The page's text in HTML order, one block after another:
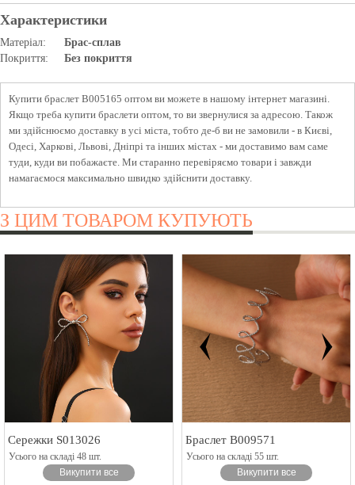
Характеристики
Матеріал:
Брас-сплав
Покриття:
Без покриття
Купити браслет B005165 оптом ви можете в нашому інтернет магазині.
Якщо треба купити браслети оптом, то ви звернулися за адресою. Також
ми здійснюємо доставку в усі міста, тобто де-б ви не замовили - в Києві,
Одесі, Харкові, Львові, Дніпрі та інших містах - ми доставимо вам саме
туди, куди ви побажаєте. Ми старанно перевіряємо товари і завжди
намагаємося максимально швидко здійснити доставку.
З ЦИМ ТОВАРОМ КУПУЮТЬ
Сережки S013026
Усього на складі 48 шт.
Викупити все
Браслет B009571
Усього на складі 55 шт.
Викупити все